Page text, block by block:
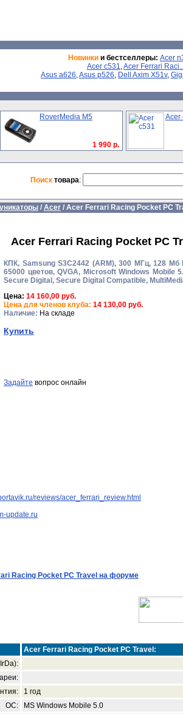
Новинки и бестселлеры: Acer
Acer c531,Acer Ferrari
Asus a626,Asus p526, Dell Axim X51v,
RoverMedia M5
1 990 р.
Acer
Поиск товара:
/ Acer / Acer Ferrari Racing Pocket PC
Acer Ferrari Racing Pocket PC
КПК, Samsung S3C2442 (ARM), 300 МГц, 128 Мб
65000 цветов, QVGA, Microsoft Windows Mobile
Secure Digital, Secure Digital Compatible,
Цена: 14 160,00 руб.
Цена для членов клуба: 14 130,00 руб.
Наличие: На складе
Купить
Задайте вопрос онлайн
reviews/acer_ferrari_review.html
update.ru
Racing Pocket PC Travel на форуме
Acer Ferrari Racing Pocket PC Travel:
1 год
ОС:
MS Windows Mobile 5.0